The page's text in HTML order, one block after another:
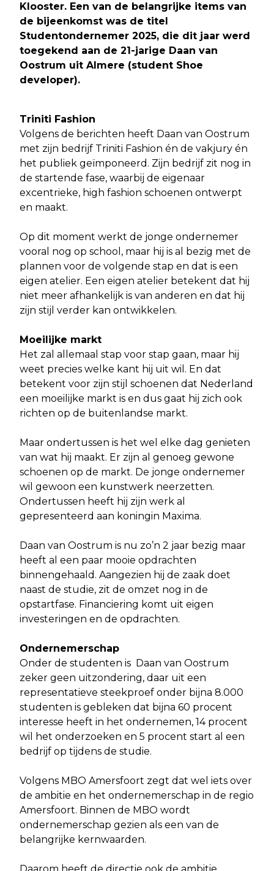
Klooster. Een van de belangrijke items van
de bijeenkomst was de titel
Studentondernemer 2025, die dit jaar werd
toegekend aan de 21-jarige Daan van
Oostrum uit Almere (student Shoe
developer).
Triniti Fashion
Volgens de berichten heeft Daan van Oostrum
met zijn bedrijf Triniti Fashion én de vakjury én
het publiek geïmponeerd. Zijn bedrijf zit nog in
de startende fase, waarbij de eigenaar
excentrieke, high fashion schoenen ontwerpt
en maakt.
Op dit moment werkt de jonge ondernemer
vooral nog op school, maar hij is al bezig met de
plannen voor de volgende stap en dat is een
eigen atelier. Een eigen atelier betekent dat hij
niet meer afhankelijk is van anderen en dat hij
zijn stijl verder kan ontwikkelen.
Moeilijke markt
Het zal allemaal stap voor stap gaan, maar hij
weet precies welke kant hij uit wil. En dat
betekent voor zijn stijl schoenen dat Nederland
een moeilijke markt is en dus gaat hij zich ook
richten op de buitenlandse markt.
Maar ondertussen is het wel elke dag genieten
van wat hij maakt. Er zijn al genoeg gewone
schoenen op de markt. De jonge ondernemer
wil gewoon een kunstwerk neerzetten.
Ondertussen heeft hij zijn werk al
gepresenteerd aan koningin Maxima.
Daan van Oostrum is nu zo’n 2 jaar bezig maar
heeft al een paar mooie opdrachten
binnengehaald. Aangezien hij de zaak doet
naast de studie, zit de omzet nog in de
opstartfase. Financiering komt uit eigen
investeringen en de opdrachten.
Ondernemerschap
Onder de studenten is Daan van Oostrum
zeker geen uitzondering, daar uit een
representatieve steekproef onder bijna 8.000
studenten is gebleken dat bijna 60 procent
interesse heeft in het ondernemen, 14 procent
wil het onderzoeken en 5 procent start al een
bedrijf op tijdens de studie.
Volgens MBO Amersfoort zegt dat wel iets over
de ambitie en het ondernemerschap in de regio
Amersfoort. Binnen de MBO wordt
ondernemerschap gezien als een van de
belangrijke kernwaarden.